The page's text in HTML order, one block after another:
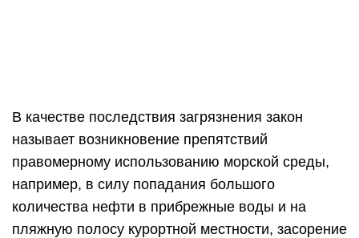
В качестве последствия загрязнения закон
называет возникновение препятствий
правомерному использованию морской среды,
например, в силу попадания большого
количества нефти в прибрежные воды и на
пляжную полосу курортной местности, засорение